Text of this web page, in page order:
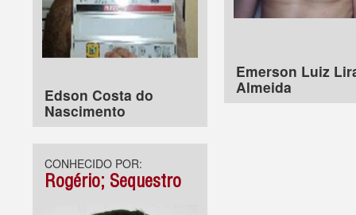
Edson Costa do
Nascimento
Emerson Luiz
Almeida
CONHECIDO POR:
Rogério; Sequestro